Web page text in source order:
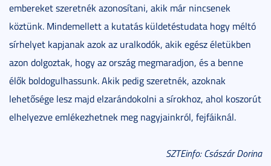
embereket szeretnék azonosítani, akik már nincsenek
köztünk. Mindemellett a kutatás küldetéstudata hogy méltó
sírhelyet kapjanak azok az uralkodók, akik egész életükben
azon dolgoztak, hogy az ország megmaradjon, és a benne
élők boldogulhassunk. Akik pedig szeretnék, azoknak
lehetősége lesz majd elzarándokolni a sírokhoz, ahol koszorút
elhelyezve emlékezhetnek meg nagyjainkról, fejfáiknál.
SZTEinfo: Császár Dorina